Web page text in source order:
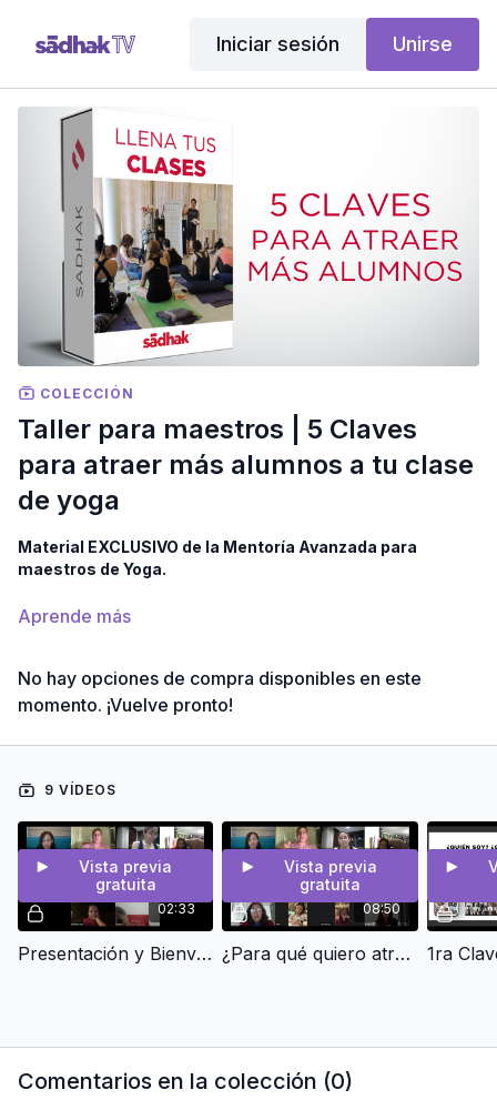
Iniciar sesión Unirse
COLECCIÓN
Taller para maestros | 5 Claves
para atraer más alumnos a tu clase
de yoga
Material EXCLUSIVO de la Mentoría Avanzada para
maestros de Yoga.
Aprende más
No hay opciones de compra disponibles en este
momento. ¡Vuelve pronto!
9 VÍDEOS
02:33
Vista previa
gratuita
Presentación y Bienvenida
08:50
Vista previa
gratuita
¿Para qué quiero atraer más alumnos a mis clases de yoga? 1ra
Comentarios en la colección (0)